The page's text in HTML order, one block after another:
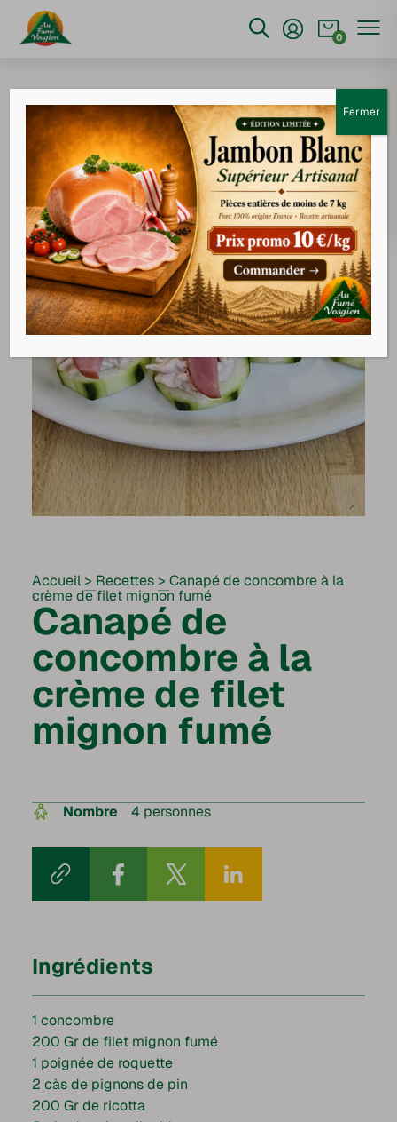
0
Accueil> Recettes> Canapé de concombre à la
crème de filet mignon fumé
Canapé de
concombre à la
crème de filet
mignon fumé
Nombre 4 personnes
Ingrédients
1 concombre
200 Gr de filet mignon fumé
1 poignée de roquette
2 càs de pignons de pin
200 Gr de ricotta
Fermer